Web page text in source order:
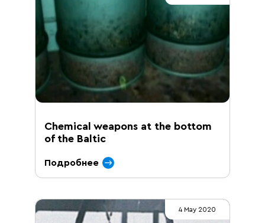
Chemical weapons at the bottom
of the Baltic
Подробнее
4 May 2020